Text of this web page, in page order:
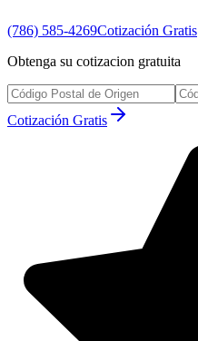
(786) 585-4269Cotización Gratis
Obtenga su cotizacion gratuita
Cotización Gratis